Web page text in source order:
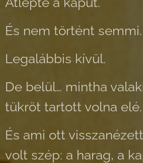
És nem történt semmi.
Legalábbis kívül.
De belül… mintha
tükröt tartott volna elé.
És ami ott
volt szép: a harag, a